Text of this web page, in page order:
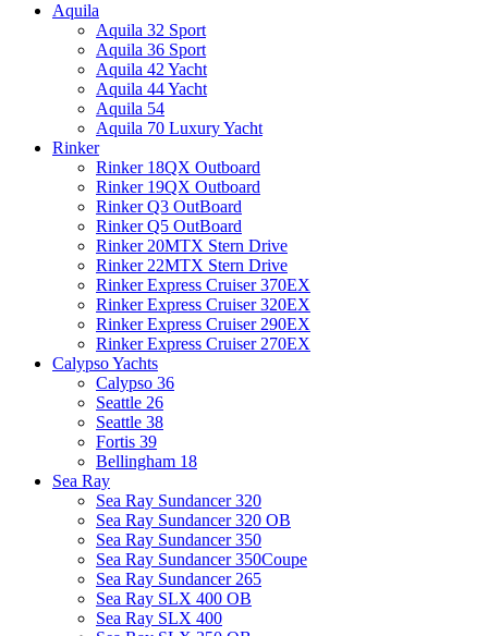
Aquila
Aquila 32 Sport
Aquila 36 Sport
Aquila 42 Yacht
Aquila 44 Yacht
Aquila 54
Aquila 70 Luxury Yacht
Rinker
Rinker 18QX Outboard
Rinker 19QX Outboard
Rinker Q3 OutBoard
Rinker Q5 OutBoard
Rinker 20MTX Stern Drive
Rinker 22MTX Stern Drive
Rinker Express Cruiser 370EX
Rinker Express Cruiser 320EX
Rinker Express Cruiser 290EX
Rinker Express Cruiser 270EX
Calypso Yachts
Calypso 36
Seattle 26
Seattle 38
Fortis 39
Bellingham 18
Sea Ray
Sea Ray Sundancer 320
Sea Ray Sundancer 320 OB
Sea Ray Sundancer 350
Sea Ray Sundancer 350Coupe
Sea Ray Sundancer 265
Sea Ray SLX 400 OB
Sea Ray SLX 400